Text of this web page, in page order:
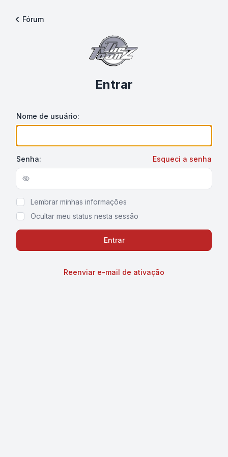
Fórum
Entrar
Nome de usuário:
Senha: Esqueci a senha
Show/hide password
Lembrar minhas informações
Ocultar meu status nesta sessão
Reenviar e-mail de ativação